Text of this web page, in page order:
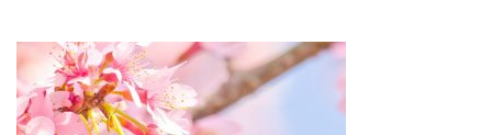
プ
(Enter
を